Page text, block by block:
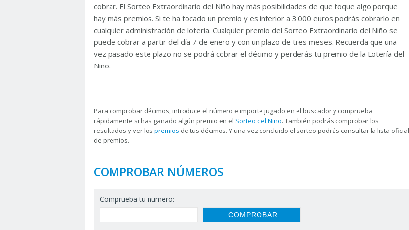
cobrar. El Sorteo Extraordinario del Niño hay más posibilidades de que toque algo porque
hay más premios. Si te ha tocado un premio y es inferior a 3.000 euros podrás cobrarlo en
cualquier administración de lotería. Cualquier premio del Sorteo Extraordinario del Niño se
puede cobrar a partir del día 7 de enero y con un plazo de tres meses. Recuerda que una
vez pasado este plazo no se podrá cobrar el décimo y perderás tu premio de la Lotería del
Niño.
Para comprobar décimos, introduce el número e importe jugado en el buscador y comprueba
rápidamente si has ganado algún premio en el Sorteo del Niño. También podrás comprobar los
resultados y ver los premios de tus décimos. Y una vez concluido el sorteo podrás consultar la lista oficial
de premios.
COMPROBAR NÚMEROS
Comprueba tu número: